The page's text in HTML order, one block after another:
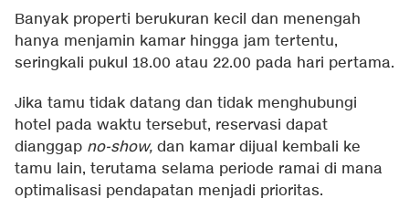
Banyak properti berukuran kecil dan menengah
hanya menjamin kamar hingga jam tertentu,
seringkali pukul 18.00 atau 22.00 pada hari pertama.
Jika tamu tidak datang dan tidak menghubungi
hotel pada waktu tersebut, reservasi dapat
dianggap no-show, dan kamar dijual kembali ke
tamu lain, terutama selama periode ramai di mana
optimalisasi pendapatan menjadi prioritas.